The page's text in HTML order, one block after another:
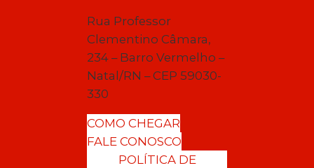
Rua Professor
Clementino Câmara,
234 – Barro Vermelho –
Natal/RN – CEP 59030-
330
COMO CHEGAR
FALE CONOSCO
POLÍTICA DE